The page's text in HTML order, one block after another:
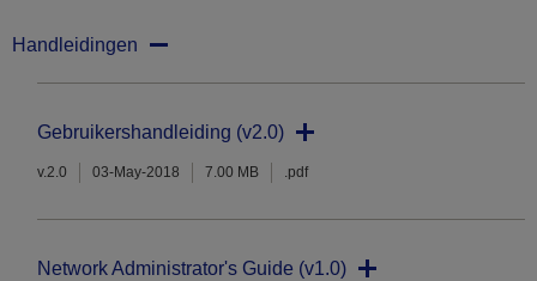
Handleidingen
Gebruikershandleiding (v2.0)
v.2.0 03-May-2018 7.00 MB .pdf
Network Administrator's Guide (v1.0)